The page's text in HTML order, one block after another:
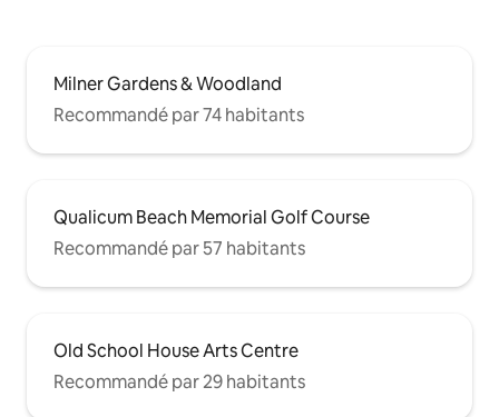
Milner Gardens & Woodland
Recommandé par 74 habitants
Qualicum Beach Memorial Golf Course
Recommandé par 57 habitants
Old School House Arts Centre
Recommandé par 29 habitants